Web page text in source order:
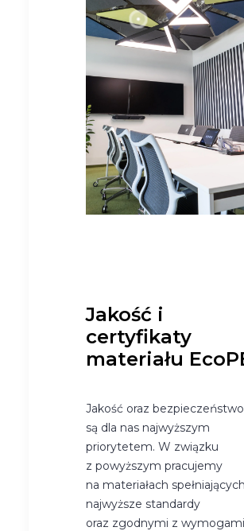
Jakość i
certyfikaty
materiału
Jakość oraz bezpieczeństwo
są dla nas najwyższym
priorytetem. W związku
z powyższym pracujemy
na materiałach spełniających
najwyższe standardy
oraz zgodnymi z wymogami